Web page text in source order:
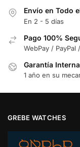
Envío en Todo
En 2 - 5 días
Pago 100%
WebPay /
Garantía
1 año en su
GREBE WATCHES